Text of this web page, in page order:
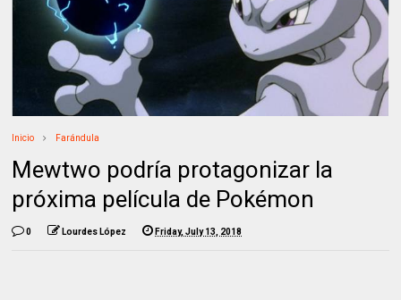
Inicio Farándula
Mewtwo podría protagonizar la
próxima película de Pokémon
0 Lourdes López Friday, July 13, 2018